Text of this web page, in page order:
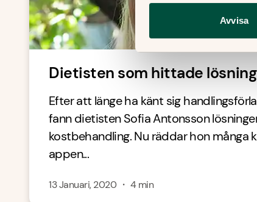
Avvisa
Dietisten som hittade
Efter att länge ha känt sig
fann dietisten Sofia Antonsson
kostbehandling. Nu räddar hon många
appen...
13 Januari, 2020・ 4min